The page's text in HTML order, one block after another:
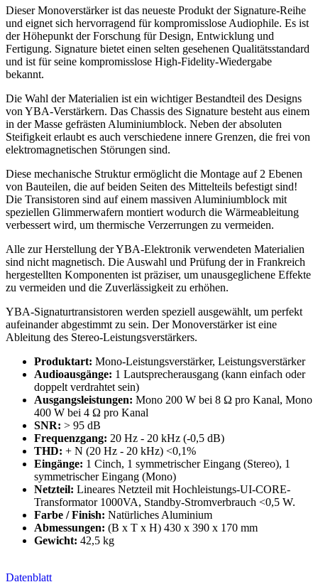
Dieser Monoverstärker ist das neueste Produkt der Signature-Reihe
und eignet sich hervorragend für kompromisslose Audiophile. Es ist
der Höhepunkt der Forschung für Design, Entwicklung und
Fertigung. Signature bietet einen selten gesehenen Qualitätsstandard
und ist für seine kompromisslose High-Fidelity-Wiedergabe
bekannt.
Die Wahl der Materialien ist ein wichtiger Bestandteil des Designs
von YBA-Verstärkern. Das Chassis des Signature besteht aus einem
in der Masse gefrästen Aluminiumblock. Neben der absoluten
Steifigkeit erlaubt es auch verschiedene innere Grenzen, die frei von
elektromagnetischen Störungen sind.
Diese mechanische Struktur ermöglicht die Montage auf 2 Ebenen
von Bauteilen, die auf beiden Seiten des Mittelteils befestigt sind!
Die Transistoren sind auf einem massiven Aluminiumblock mit
speziellen Glimmerwafern montiert wodurch die Wärmeableitung
verbessert wird, um thermische Verzerrungen zu vermeiden.
Alle zur Herstellung der YBA-Elektronik verwendeten Materialien
sind nicht magnetisch. Die Auswahl und Prüfung der in Frankreich
hergestellten Komponenten ist präziser, um unausgeglichene Effekte
zu vermeiden und die Zuverlässigkeit zu erhöhen.
YBA-Signaturtransistoren werden speziell ausgewählt, um perfekt
aufeinander abgestimmt zu sein. Der Monoverstärker ist eine
Ableitung des Stereo-Leistungsverstärkers.
Produktart: Mono-Leistungsverstärker, Leistungsverstärker
Audioausgänge: 1 Lautsprecherausgang (kann einfach oder
doppelt verdrahtet sein)
Ausgangsleistungen: Mono 200 W bei 8 Ω pro Kanal, Mono
400 W bei 4 Ω pro Kanal
SNR: > 95 dB
Frequenzgang: 20 Hz - 20 kHz (-0,5 dB)
THD: + N (20 Hz - 20 kHz) <0,1%
Eingänge: 1 Cinch, 1 symmetrischer Eingang (Stereo), 1
symmetrischer Eingang (Mono)
Netzteil: Lineares Netzteil mit Hochleistungs-UI-CORE-
Transformator 1000VA, Standby-Stromverbrauch <0,5 W.
Farbe / Finish: Natürliches Aluminium
Abmessungen: (B x T x H) 430 x 390 x 170 mm
Gewicht: 42,5 kg
Datenblatt